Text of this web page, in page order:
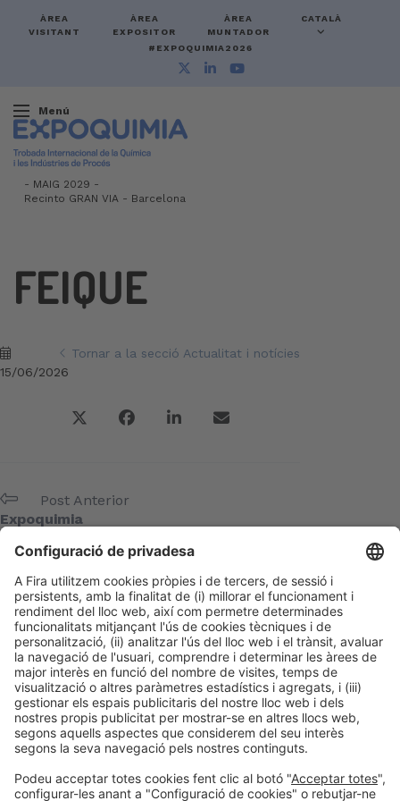
ÀREA
VISITANT
ÀREA
EXPOSITOR
ÀREA
MUNTADOR
CATALÀ
#EXPOQUIMIA2026
Menú
- MAIG 2029 -
Recinto GRAN VIA - Barcelona
FEIQUE
Tornar a la secció Actualitat i notícies
15/06/2026
Post Anterior
Expoquimia
Següent Post
COQC
Meta
Entra
Canal de les entrades
Canal dels comentaris
WordPress.org (en anglès)